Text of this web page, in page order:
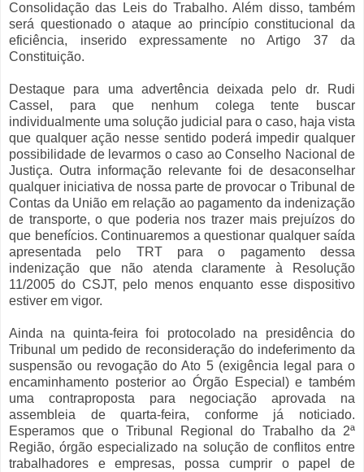
Consolidação das Leis do Trabalho. Além disso, também
será questionado o ataque ao princípio constitucional da
eficiência, inserido expressamente no Artigo 37 da
Constituição.
Destaque para uma advertência deixada pelo dr. Rudi
Cassel, para que nenhum colega tente buscar
individualmente uma solução judicial para o caso, haja vista
que qualquer ação nesse sentido poderá impedir qualquer
possibilidade de levarmos o caso ao Conselho Nacional de
Justiça. Outra informação relevante foi de desaconselhar
qualquer iniciativa de nossa parte de provocar o Tribunal de
Contas da União em relação ao pagamento da indenização
de transporte, o que poderia nos trazer mais prejuízos do
que benefícios. Continuaremos a questionar qualquer saída
apresentada pelo TRT para o pagamento dessa
indenização que não atenda claramente à Resolução
11/2005 do CSJT, pelo menos enquanto esse dispositivo
estiver em vigor.
Ainda na quinta-feira foi protocolado na presidência do
Tribunal um pedido de reconsideração do indeferimento da
suspensão ou revogação do Ato 5 (exigência legal para o
encaminhamento posterior ao Órgão Especial) e também
uma contraproposta para negociação aprovada na
assembleia de quarta-feira, conforme já noticiado.
Esperamos que o Tribunal Regional do Trabalho da 2ª
Região, órgão especializado na solução de conflitos entre
trabalhadores e empresas, possa cumprir o papel de